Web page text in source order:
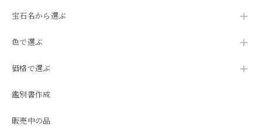
宝石名から選ぶ
色で選ぶ
価格で選ぶ
鑑別書作成
販売中の品